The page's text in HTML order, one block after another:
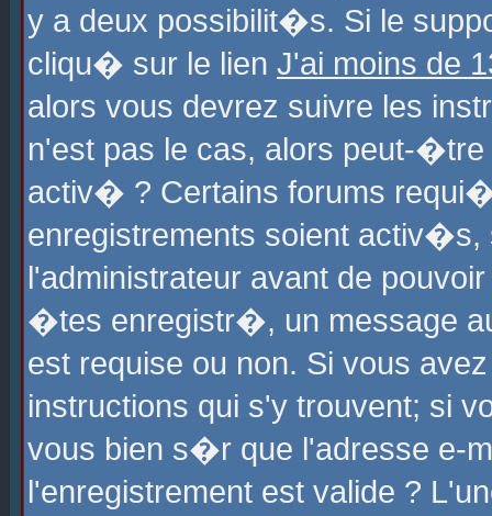
y a deux possibilit�s. Si le
cliqu� sur le lien J'ai moins de
alors vous devrez suivre les
n'est pas le cas, alors peut-
activ� ? Certains forums
enregistrements soient
l'administrateur avant de
�tes enregistr�, un message
est requise ou non. Si vous
instructions qui s'y trouvent; si
vous bien s�r que l'adresse e-
l'enregistrement est valide ?